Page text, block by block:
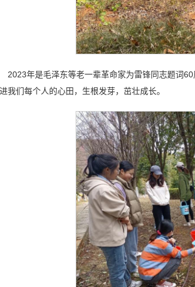
2023年是毛泽东等老一辈革命家为雷锋同志题词
我们每个人的心田，生根发芽，茁壮成长。